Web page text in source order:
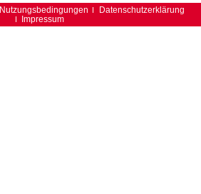
Nutzungsbedingungen
Datenschutzerklärung
Impressum